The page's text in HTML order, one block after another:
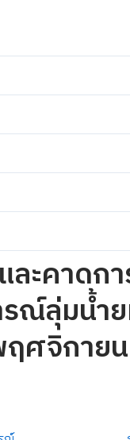
ละคาดก
ณ์ลุ่มน้ำย
ศจิกาย